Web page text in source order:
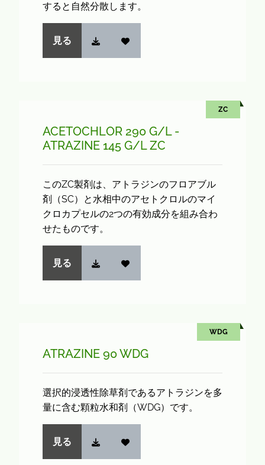
すると自然分散します。
見る
ACETOCHLOR 290 G/L -
ATRAZINE 145 G/L ZC
このZC製剤は、アトラジンのフロアブル
剤（SC）と水相中のアセトクロルのマイ
クロカプセルの2つの有効成分を組み合わ
せたものです。
見る
ZC
ATRAZINE 90 WDG
選択的浸透性除草剤であるアトラジンを多
量に含む顆粒水和剤（WDG）です。
見る
WDG